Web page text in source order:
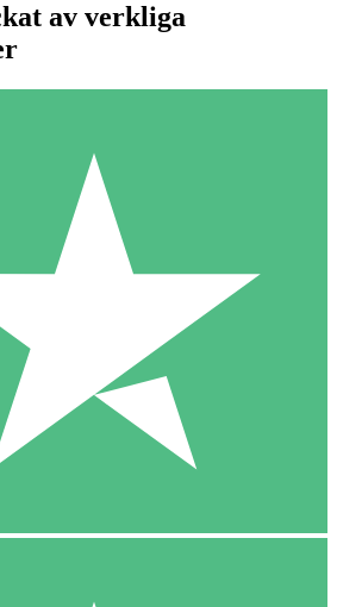
Kreditpaket
med nedladdningskrediter. Inget
1 Nedladdningar
10 00
av verkliga